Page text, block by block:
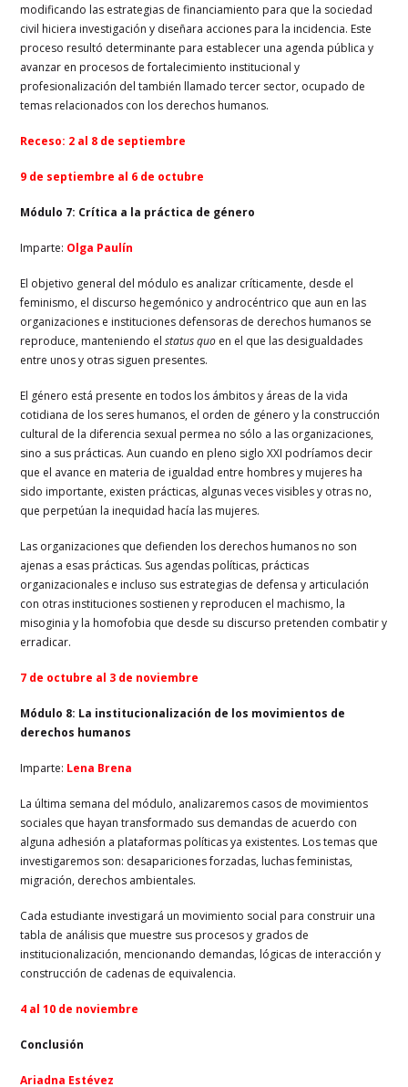
modificando las estrategias de financiamiento para que la sociedad
civil hiciera investigación y diseñara acciones para la incidencia. Este
proceso resultó determinante para establecer una agenda pública y
avanzar en procesos de fortalecimiento institucional y
profesionalización del también llamado tercer sector, ocupado de
temas relacionados con los derechos humanos.
Receso: 2 al 8 de septiembre
9 de septiembre al 6 de octubre
Módulo 7: Crítica a la práctica de género
Imparte: Olga Paulín
El objetivo general del módulo es analizar críticamente, desde el
feminismo, el discurso hegemónico y androcéntrico que aun en las
organizaciones e instituciones defensoras de derechos humanos se
reproduce, manteniendo elstatus quo en el que las desigualdades
entre unos y otras siguen presentes.
El género está presente en todos los ámbitos y áreas de la vida
cotidiana de los seres humanos, el orden de género y la construcción
cultural de la diferencia sexual permea no sólo a las organizaciones,
sino a sus prácticas. Aun cuando en pleno siglo XXI podríamos decir
que el avance en materia de igualdad entre hombres y mujeres ha
sido importante, existen prácticas, algunas veces visibles y otras no,
que perpetúan la inequidad hacía las mujeres.
Las organizaciones que defienden los derechos humanos no son
ajenas a esas prácticas. Sus agendas políticas, prácticas
organizacionales e incluso sus estrategias de defensa y articulación
con otras instituciones sostienen y reproducen el machismo, la
misoginia y la homofobia que desde su discurso pretenden combatir y
erradicar.
7 de octubre al 3 de noviembre
Módulo 8: La institucionalización de los movimientos de
derechos humanos
Imparte: Lena Brena
La última semana del módulo, analizaremos casos de movimientos
sociales que hayan transformado sus demandas de acuerdo con
alguna adhesión a plataformas políticas ya existentes. Los temas que
investigaremos son: desapariciones forzadas, luchas feministas,
migración, derechos ambientales.
Cada estudiante investigará un movimiento social para construir una
tabla de análisis que muestre sus procesos y grados de
institucionalización, mencionando demandas, lógicas de interacción y
construcción de cadenas de equivalencia.
4 al 10 de noviembre
Conclusión
Ariadna Estévez